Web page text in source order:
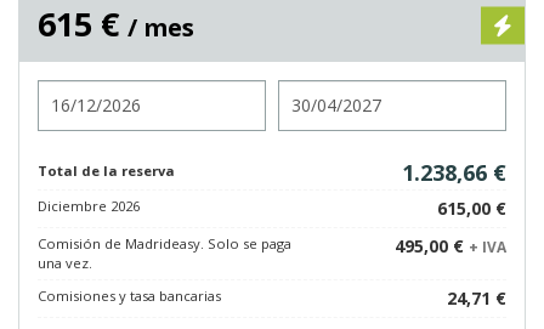
615 € / mes
Total de la reserva 1.238,66 €
Diciembre 2026 615,00 €
Comisión de Madrideasy. Solo se paga
una vez.
495,00 € + IVA
Comisiones y tasa bancarias
24,71 €